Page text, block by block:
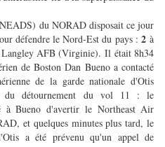
du NORAD disposait ce jour
défendre le Nord-Est du pays : 2à
AFB (Virginie).Il était 8h34
de Boston Dan Bueno a contacté
de la garde nationale d'Otis
du détournement du vol 11 : le
à Bueno d'avertirle Northeast Air
et quelques minutes plus tard, le
a été prévenu qu'un appel de